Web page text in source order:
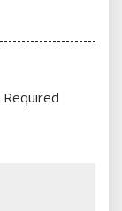
Required